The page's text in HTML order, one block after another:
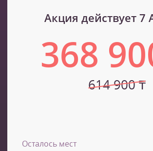
Акция действует 7
368
614 900 ₸
Осталось мест